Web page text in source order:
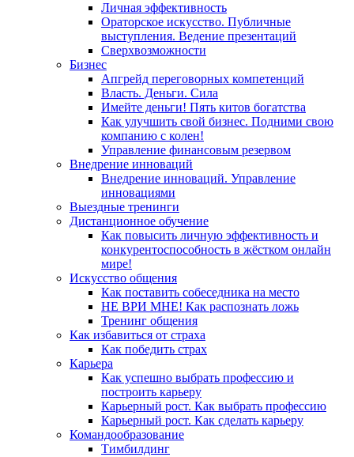
Личная эффективность
Ораторское искусство. Публичные
выступления. Ведение презентаций
Сверхвозможности
Бизнес
Апгрейд переговорных компетенций
Власть. Деньги. Сила
Имейте деньги! Пять китов богатства
Как улучшить свой бизнес. Подними свою
компанию с колен!
Управление финансовым резервом
Внедрение инноваций
Внедрение инноваций. Управление
инновациями
Выездные тренинги
Дистанционное обучение
Как повысить личную эффективность и
конкурентоспособность в жёстком онлайн
мире!
Искусство общения
Как поставить собеседника на место
НЕ ВРИ МНЕ! Как распознать ложь
Тренинг общения
Как избавиться от страха
Как победить страх
Карьера
Как успешно выбрать профессию и
построить карьеру
Карьерный рост. Как выбрать профессию
Карьерный рост. Как сделать карьеру
Командообразование
Тимбилдинг